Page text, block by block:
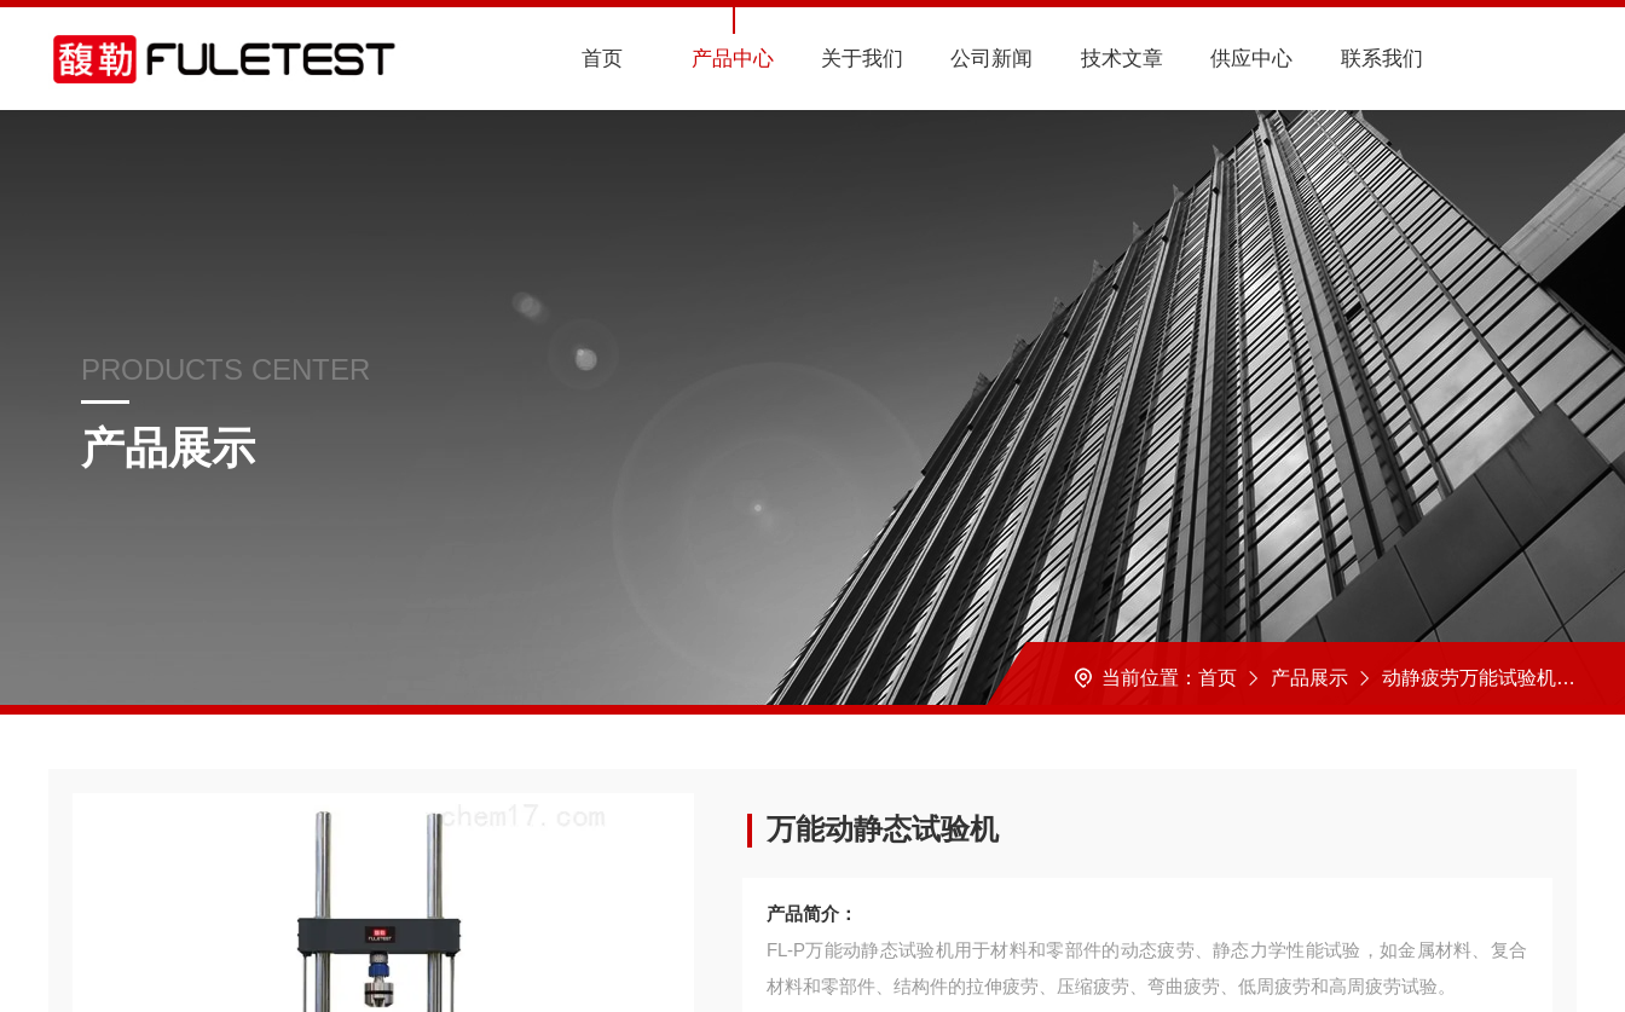
首页 产品中心 关于我们 公司新闻 技术文章 供应中心 联系我们
PRODUCTS CENTER
产品展示
当前位置： 首页 产品展示 动静疲劳万能试验机
万能动静态试验机
产品简介：
FL-P万能动静态试验机用于材料和零部件的动态疲劳、静态力学性能试验，如金属材料、复合
材料和零部件、结构件的拉伸疲劳、压缩疲劳、弯曲疲劳、低周疲劳和高周疲劳试验。